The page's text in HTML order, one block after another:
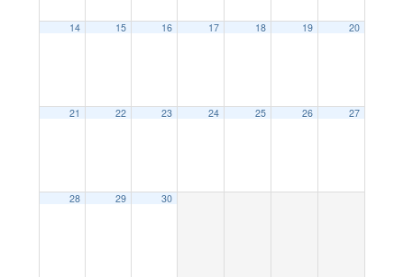
14 15 16 17 18 19 20
21 22 23 24 25 26 27
28 29 30